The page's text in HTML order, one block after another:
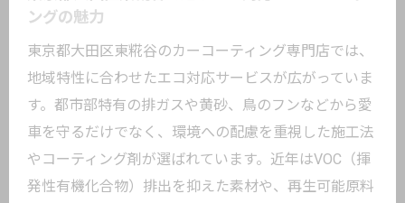
エコ志向の方に選ばれるカーコーティン
グの理由
東京都大田区東糀谷でエコカーコーティ
ングを選ぶ利点
地元専門店で受けるエコ対応カーコーテ
ィング体験談
環境配慮型カーコーティングの施工プロ
ングの魅力
東京都大田区東糀谷のカーコーティング専門店では、
地域特性に合わせたエコ対応サービスが広がっていま
す。都市部特有の排ガスや黄砂、鳥のフンなどから愛
車を守るだけでなく、環境への配慮を重視した施工法
やコーティング剤が選ばれています。近年はVOC（揮
発性有機化合物）排出を抑えた素材や、再生可能原料